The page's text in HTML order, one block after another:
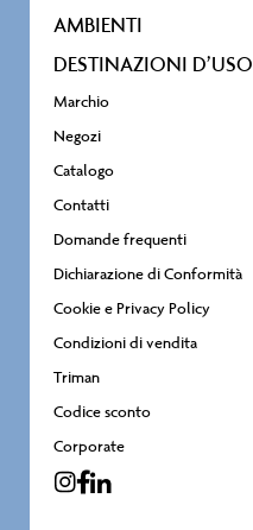
AMBIENTI
DESTINAZIONI D’USO
Marchio
Negozi
Catalogo
Contatti
Domande frequenti
Dichiarazione di Conformità
Cookie e Privacy Policy
Condizioni di vendita
Triman
Codice sconto
Corporate